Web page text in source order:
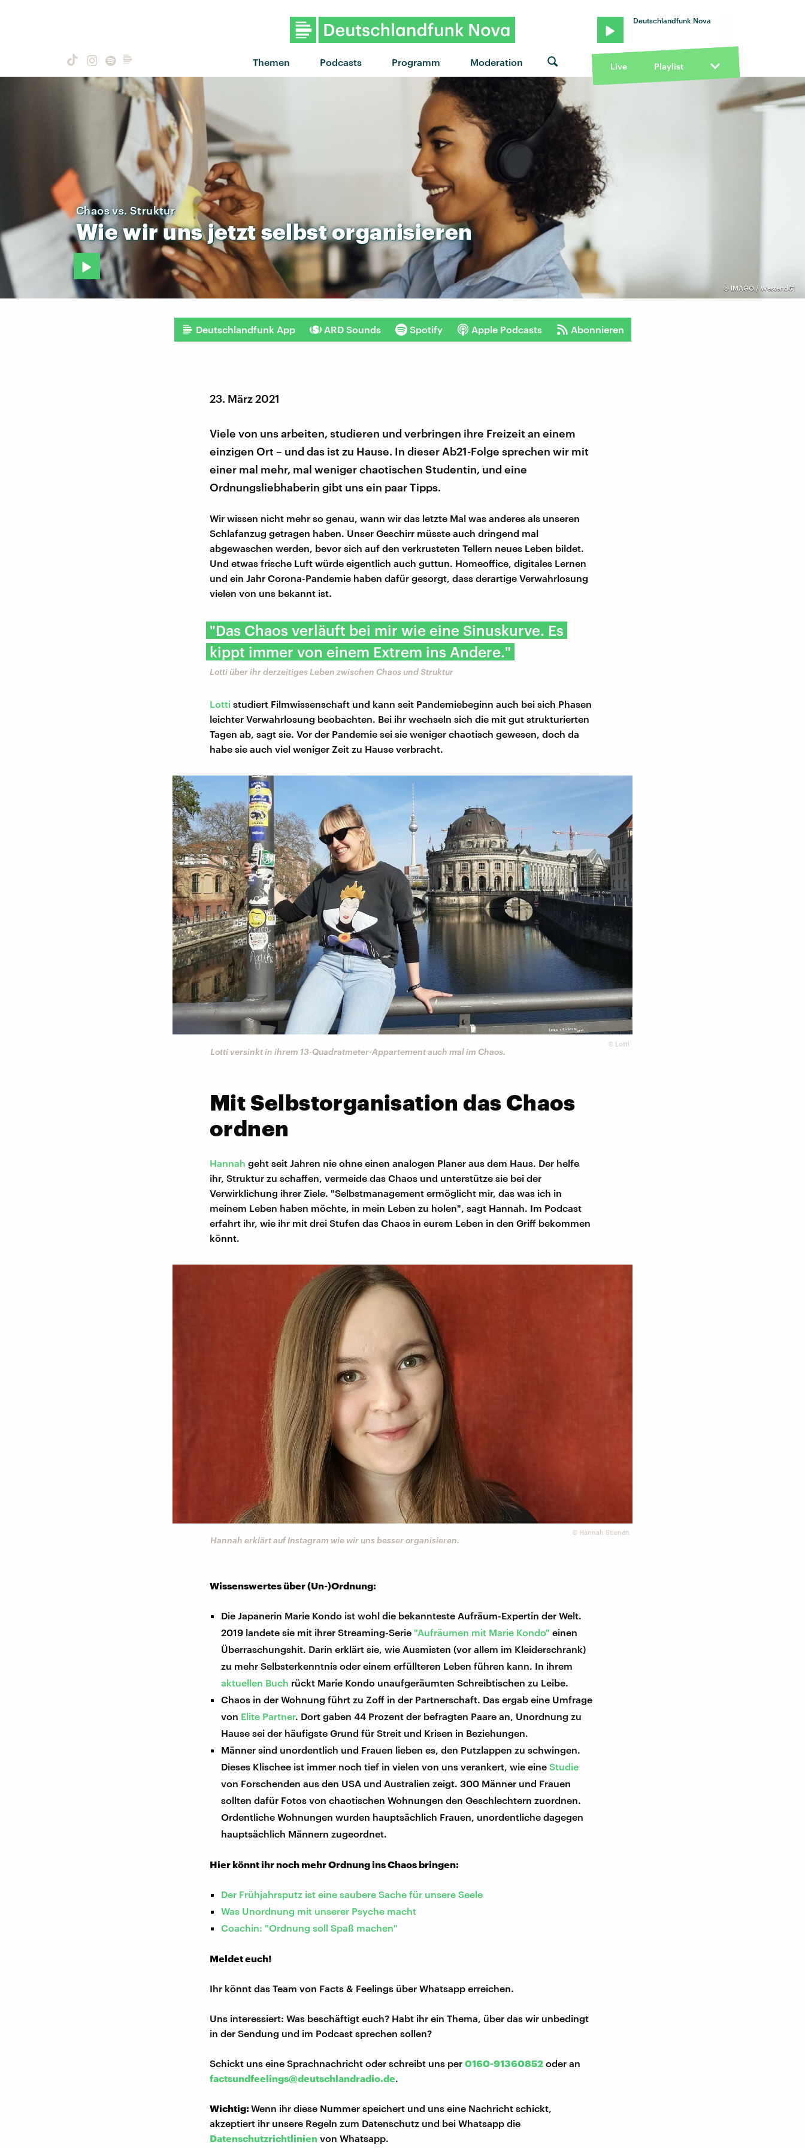
Themen Podcasts Programm Moderation
Deutschlandfunk Nova
Live Playlist
© IMAGO / Westend61
Chaos vs. Struktur
Wiewir unsjetztselbstorganisieren
Deutschlandfunk App ARD Sounds Spotify Apple Podcasts Abonnieren
23. März 2021
Viele von uns arbeiten, studieren und verbringen ihre Freizeit an einem
einzigen Ort – und das ist zu Hause. In dieser Ab21-Folge sprechen wir mit
einer mal mehr, mal weniger chaotischen Studentin, und eine
Ordnungsliebhaberin gibt uns ein paar Tipps.
Wir wissen nicht mehr so genau, wann wir das letzte Mal was anderes als unseren
Schlafanzug getragen haben. Unser Geschirr müsste auch dringend mal
abgewaschen werden, bevor sich auf den verkrusteten Tellern neues Leben bildet.
Und etwas frische Luft würde eigentlich auch guttun. Homeoffice, digitales Lernen
und ein Jahr Corona-Pandemie haben dafür gesorgt, dass derartige Verwahrlosung
vielen von uns bekannt ist.
"Das Chaos verläuft bei mir wie eine Sinuskurve. Es
kippt immer von einem Extrem ins Andere."
Lotti über ihr derzeitiges Leben zwischen Chaos und Struktur
Lotti studiert Filmwissenschaft und kann seit Pandemiebeginn auch bei sich Phasen
leichter Verwahrlosung beobachten. Bei ihr wechseln sich die mit gut strukturierten
Tagen ab, sagt sie. Vor der Pandemie sei sie weniger chaotisch gewesen, doch da
habe sie auch viel weniger Zeit zu Hause verbracht.
© Lotti
Lotti versinkt in ihrem 13-Quadratmeter-Appartement auch mal im Chaos.
Mit Selbstorganisation das Chaos
ordnen
Hannah geht seit Jahren nie ohne einen analogen Planer aus dem Haus. Der helfe
ihr, Struktur zu schaffen, vermeide das Chaos und unterstütze sie bei der
Verwirklichung ihrer Ziele. "Selbstmanagement ermöglicht mir, das was ich in
meinem Leben haben möchte, in mein Leben zu holen", sagt Hannah. Im Podcast
erfahrt ihr, wie ihr mit drei Stufen das Chaos in eurem Leben in den Griff bekommen
könnt.
© Hannah Stienen
Hannah erklärt auf Instagram wie wir uns besser organisieren.
Wissenswertes über (Un-)Ordnung:
Die Japanerin Marie Kondo ist wohl die bekannteste Aufräum-Expertin der Welt.
2019 landete sie mit ihrer Streaming-Serie "Aufräumen mit Marie Kondo" einen
Überraschungshit. Darin erklärt sie, wie Ausmisten (vor allem im Kleiderschrank)
zu mehr Selbsterkenntnis oder einem erfüllteren Leben führen kann. In ihrem
aktuellen Buch rückt Marie Kondo unaufgeräumten Schreibtischen zu Leibe.
Chaos in der Wohnung führt zu Zoff in der Partnerschaft. Das ergab eine Umfrage
von Elite Partner. Dort gaben 44 Prozent der befragten Paare an, Unordnung zu
Hause sei der häufigste Grund für Streit und Krisen in Beziehungen.
Männer sind unordentlich und Frauen lieben es, den Putzlappen zu schwingen.
Dieses Klischee ist immer noch tief in vielen von uns verankert, wie eineStudie
von Forschenden aus den USA und Australien zeigt. 300 Männer und Frauen
sollten dafür Fotos von chaotischen Wohnungen den Geschlechtern zuordnen.
Ordentliche Wohnungen wurden hauptsächlich Frauen, unordentliche dagegen
hauptsächlich Männern zugeordnet.
Hier könnt ihr noch mehr Ordnung ins Chaos bringen:
Der Frühjahrsputz ist eine saubere Sache für unsere Seele
Was Unordnung mit unserer Psyche macht
Coachin: "Ordnung soll Spaß machen"
Meldet euch!
Ihr könnt das Team von Facts & Feelings über Whatsapp erreichen.
Uns interessiert: Was beschäftigt euch? Habt ihr ein Thema, über das wir unbedingt
in der Sendung und im Podcast sprechen sollen?
Schickt uns eine Sprachnachricht oder schreibt uns per 0160-91360852 oder an
factsundfeelings@deutschlandradio.de.
Wichtig:Wenn ihr diese Nummer speichert und uns eine Nachricht schickt,
akzeptiert ihr unsere Regeln zum Datenschutz und bei Whatsapp die
Datenschutzrichtlinien von Whatsapp.